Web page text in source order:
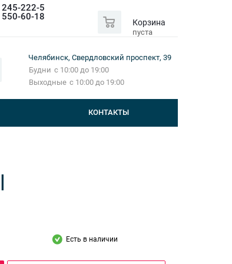
245-222-5
550-60-18
Корзина
пуста
Челябинск, Свердловский проспект, 39
Будни с 10:00 до 19:00
Выходные с 10:00 до 19:00
КОНТАКТЫ
Есть в наличии